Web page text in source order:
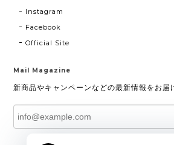
Instagram
Facebook
Official Site
Mail Magazine
新商品やキャンペーンなどの最新情報をお届